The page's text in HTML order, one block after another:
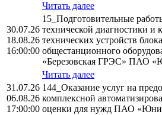
Читать далее
30.07.26
18.08.26
16:00:00
15_Подготовительные
технической диагностики и
технических устройств
общестанционного
«Березовская ГРЭС» ПАО
Читать далее
31.07.26
06.08.26
17:00:00
144_Оказание услуг на
комплексной
оценки для нужд ПАО